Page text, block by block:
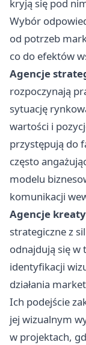
kryją się pod
Wybór
od potrzeb
co do efektów
Agencje
rozpoczynają
sytuację
wartości i
przystępują do
często
modelu
komunikacji
Agencje
strategiczne z
odnajdują się w
identyfikacji
działania
Ich podejście
jej wizualnym
w projektach,